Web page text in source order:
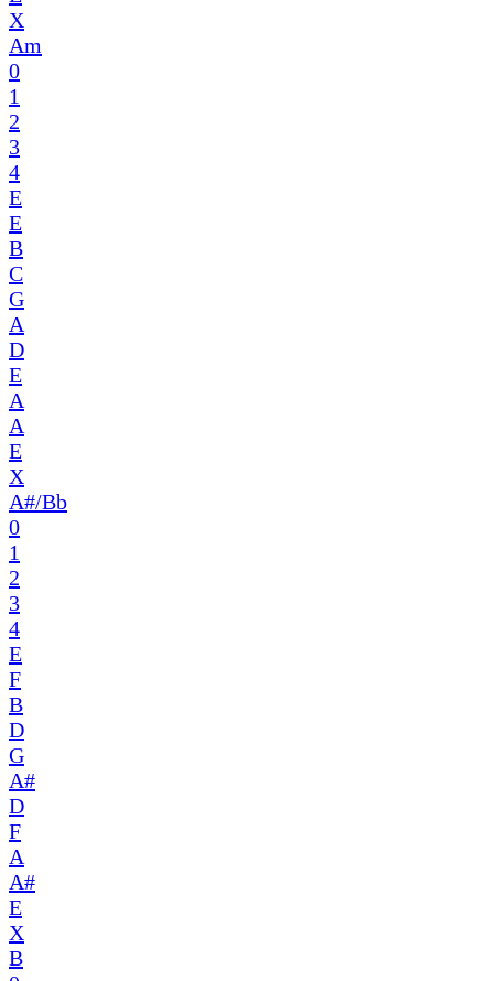
X
Am
0
1
2
3
4
E
E
B
C
G
A
D
E
A
A
E
X
A#/Bb
0
1
2
3
4
E
F
B
D
G
A#
D
F
A
A#
E
X
B